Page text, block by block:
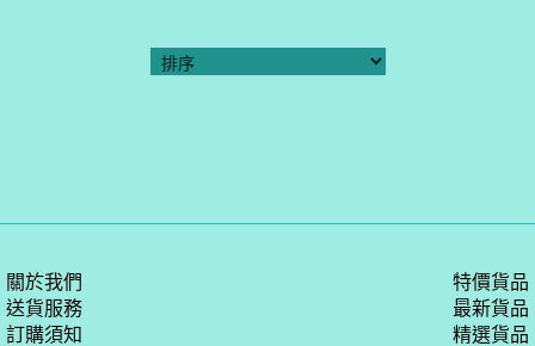
關於我們
送貨服務
訂購須知
特價貨品
最新貨品
精選貨品